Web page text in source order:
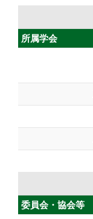
所属学会
委員会・協会等